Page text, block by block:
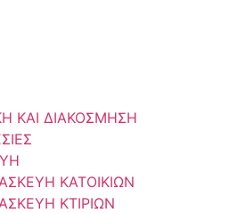
ΚΑΙ ΔΙΑΚΟΣΜΗΣΗ
ΚΑΤΟΙΚΙΩΝ
ΚΤΙΡΙΩΝ